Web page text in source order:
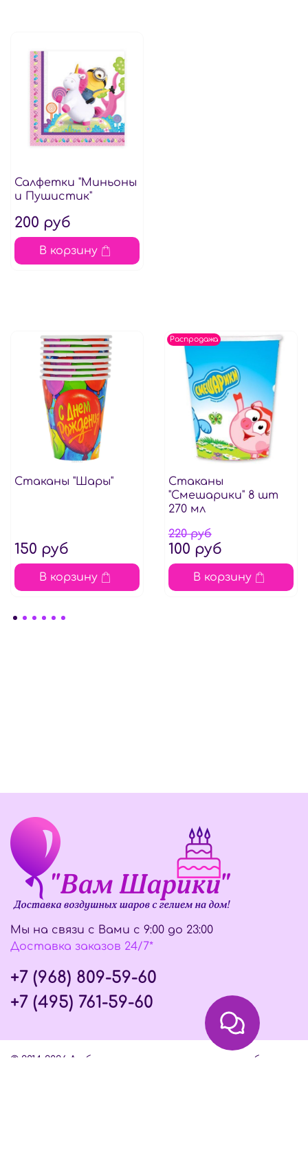
Салфетки "Миньоны
и Пушистик"
200 руб
В корзину
Стаканы "Шары"
150 руб
В корзину
Распродажа
Стаканы
"Смешарики" 8 шт
270 мл
220 руб
100 руб
В корзину
Мы на связи с Вами с 9:00 до 23:00
Доставка заказов 24/7*
+7 (968) 809-59-60
+7 (495) 761-59-60
© 2014-2026 Любое использование контента без